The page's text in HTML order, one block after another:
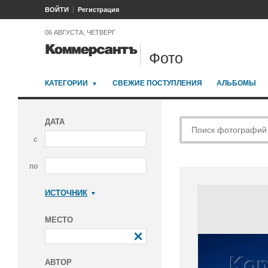
ВОЙТИ Регистрация
06 АВГУСТА, ЧЕТВЕРГ
Фото
КАТЕГОРИИ СВЕЖИЕ ПОСТУПЛЕНИЯ АЛЬБОМЫ
ДАТА
с
по
ИСТОЧНИК
МЕСТО
АВТОР